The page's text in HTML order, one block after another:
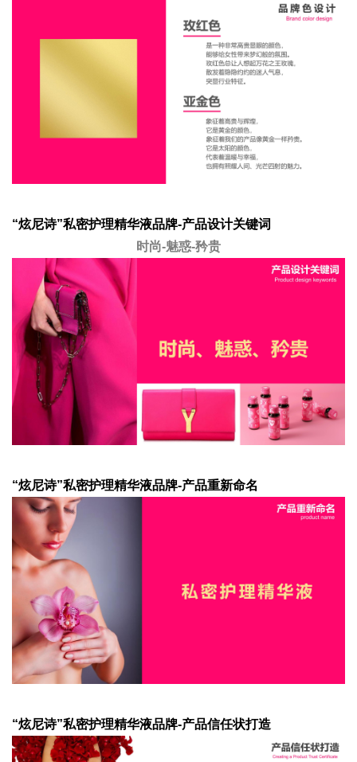
“炫尼诗”私密护理精华液品牌-产品设计关键词
时尚-魅惑-矜贵
“炫尼诗”私密护理精华液品牌-产品重新命名
“炫尼诗”私密护理精华液品牌-产品信任状打造